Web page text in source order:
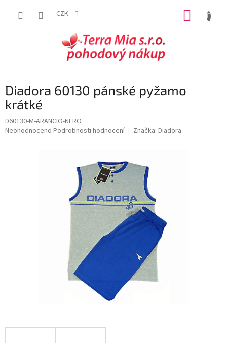
CZK
Diadora 60130 pánské pyžamo
krátké
D60130-M-ARANCIO-NERO
Průměrné
Neohodnoceno Podrobnosti hodnocení Značka: Diadora